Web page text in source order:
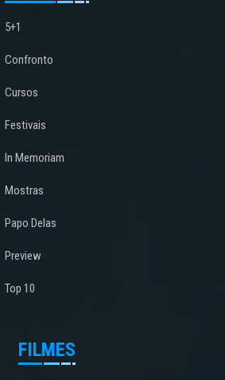
5+1
Confronto
Cursos
Festivais
In Memoriam
Mostras
Papo Delas
Preview
Top 10
FILMES